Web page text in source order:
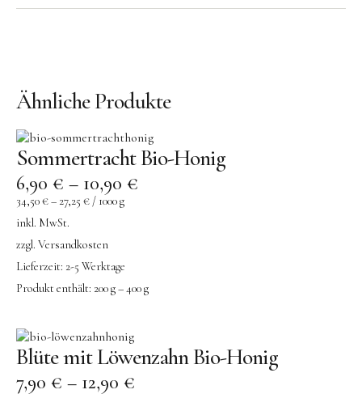
Ähnliche Produkte
Sommertracht Bio-Honig
6,90 € – 10,90 €
34,50€– 27,25 € / 1000g
inkl. MwSt.
zzgl. Versandkosten
Lieferzeit: 2-5 Werktage
Produkt enthält: 200g– 400g
Blüte mit Löwenzahn Bio-Honig
7,90 € – 12,90 €